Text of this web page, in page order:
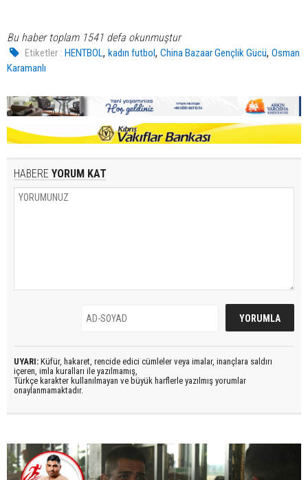
Bu haber toplam 1541 defa okunmuştur
Etiketler : HENTBOL,kadın futbol,China Bazaar Gençlik Gücü,Osman
Karamanlı
HABERE YORUM KAT
UYARI: Küfür, hakaret, rencide edici cümleler veya imalar, inançlara saldırı
içeren, imla kuralları ile yazılmamış,
Türkçe karakter kullanılmayan ve büyük harflerle yazılmış yorumlar
onaylanmamaktadır.